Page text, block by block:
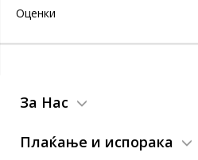
Оценки
За Нас
Плаќање и испорака